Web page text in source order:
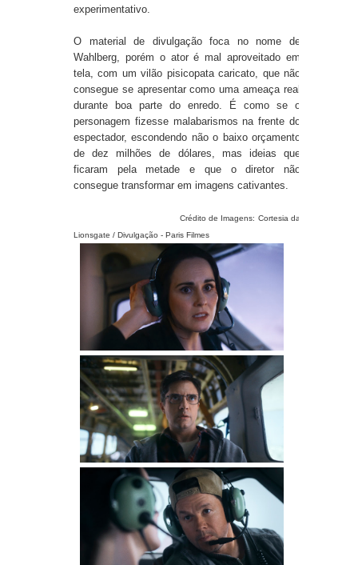
experimentativo.
O material de divulgação foca no nome de
Wahlberg, porém o ator é mal aproveitado em
tela, com um vilão pisicopata caricato, que não
consegue se apresentar como uma ameaça real
durante boa parte do enredo. É como se o
personagem fizesse malabarismos na frente do
espectador, escondendo não o baixo orçamento
de dez milhões de dólares, mas ideias que
ficaram pela metade e que o diretor não
consegue transformar em imagens cativantes.
Crédito de Imagens: Cortesia da
Lionsgate / Divulgação - Paris Filmes